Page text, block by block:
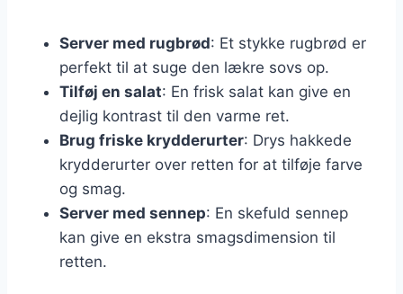
Server med rugbrød: Et stykke rugbrød er
perfekt til at suge den lækre sovs op.
Tilføj en salat: En frisk salat kan give en
dejlig kontrast til den varme ret.
Brug friske krydderurter: Drys hakkede
krydderurter over retten for at tilføje farve
og smag.
Server med sennep: En skefuld sennep
kan give en ekstra smagsdimension til
retten.